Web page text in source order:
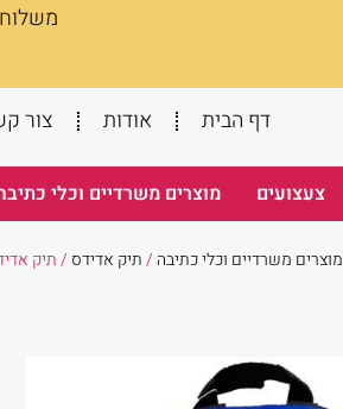
דף הבית
אודות צור
צעצועים מוצרים משרדיים וכלי
מוצרים משרדיים וכלי כתיבה /תיק אדידס/ תיק